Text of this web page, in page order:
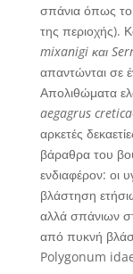
σπάνια όπως το
της περιοχής).
mixanigi και
απαντώνται σε
Απολιθώματα
aegagrus cretica
αρκετές
βάραθρα του
ενδιαφέρον: οι
βλάστηση
αλλά σπάνιων
από πυκνή
Polygonum